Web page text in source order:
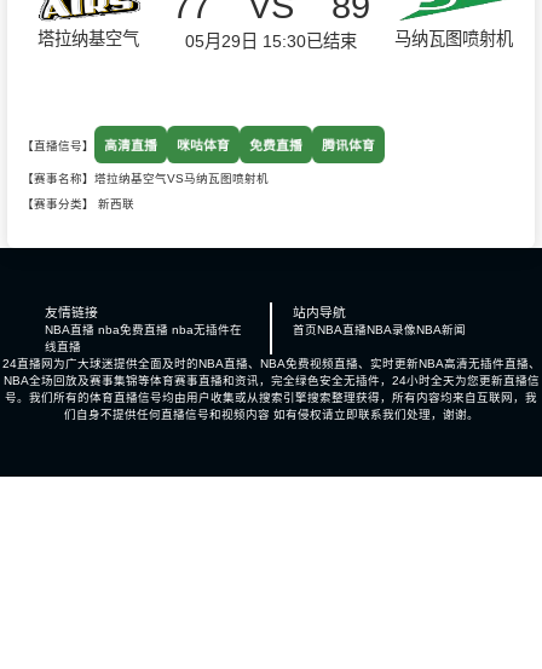
塔拉纳基空气 05月29日 15:30已结束 马纳瓦图喷射机
【直播信号】 高清直播 咪咕体育 免费直播 腾讯体育
【赛事名称】塔拉纳基空气VS马纳瓦图喷射机
【赛事分类】 新西联
友情链接
NBA直播 nba免费直播 nba无插件在
线直播
站内导航
首页NBA直播NBA录像NBA新闻
24直播网为广大球迷提供全面及时的NBA直播、NBA免费视频直播、实时更新NBA高清无插件直播、
NBA全场回放及赛事集锦等体育赛事直播和资讯，完全绿色安全无插件，24小时全天为您更新直播信
号。我们所有的体育直播信号均由用户收集或从搜索引擎搜索整理获得，所有内容均来自互联网，我
们自身不提供任何直播信号和视频内容 如有侵权请立即联系我们处理，谢谢。